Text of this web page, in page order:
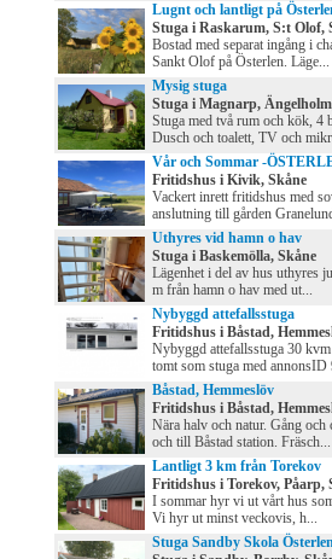
Lugnt och lantligt på
Stuga i Raskarum, S:t Olof,
Bostad med separat ingång i
Sankt Olof på Österlen. Läge...
Mysig stuga
Stuga i Magnarp,
Stuga med två rum och kök, 4
Dusch och toalett, TV och
Vår och Sommar -
Fritidshus i Kivik, Skåne
Vackert inrett fritidshus med
anslutning till gården
Uthyres vid hamn o hav
Stuga i Baskemölla, Skåne
Lägenhet i del av hus uthyres
m från hamn o hav med ut...
Nybyggd attefallsstuga
Fritidshus i Båstad,
Nybyggd attefallsstuga 30
tomt som stuga med annonsID
Båstad, Hemmeslöv
Fritidshus i Båstad,
Nära halv och natur. Gång
och till Båstad station. Fräsch...
Lantligt 3 km från Torekov
Fritidshus i Torekov, Påarp,
I sommar hyr vi ut vårt hus
Vi hyr ut minst veckovis, h...
Stuga Sandby Skola